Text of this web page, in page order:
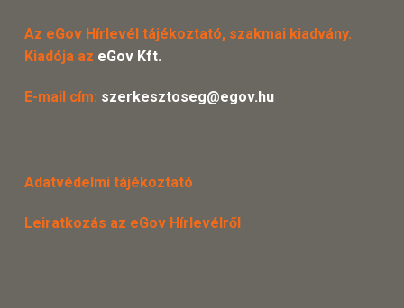
Az eGov Hírlevél tájékoztató, szakmai kiadvány.
Kiadója az eGov Kft.
E-mail cím: szerkesztoseg@egov.hu
Adatvédelmi tájékoztató
Leiratkozás az eGov Hírlevélről